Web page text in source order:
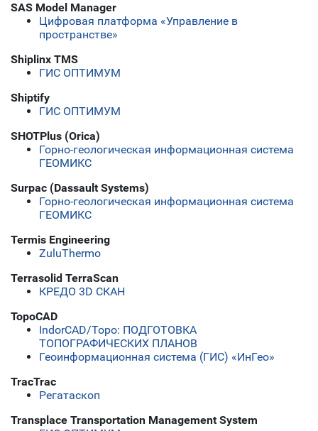
SAS Model Manager
Цифровая платформа «Управление в
пространстве»
Shiplinx TMS
ГИС ОПТИМУМ
Shiptify
ГИС ОПТИМУМ
SHOTPlus (Orica)
Горно-геологическая информационная система
ГЕОМИКС
Surpac (Dassault Systems)
Горно-геологическая информационная система
ГЕОМИКС
Termis Engineering
ZuluThermo
Terrasolid TerraScan
КРЕДО 3D СКАН
TopoCAD
IndorCAD/Topo: ПОДГОТОВКА
ТОПОГРАФИЧЕСКИХ ПЛАНОВ
Геоинформационная система (ГИС) «ИнГео»
TracTrac
Регатаскоп
Transplace Transportation Management System